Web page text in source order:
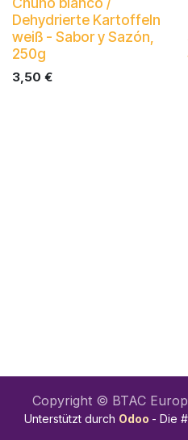
Dehydrierte Kartoffeln
weiß - Sabor y Sazón,
250g
3,50 €
Copyright © BTAC
Unterstützt durch Odoo - Die